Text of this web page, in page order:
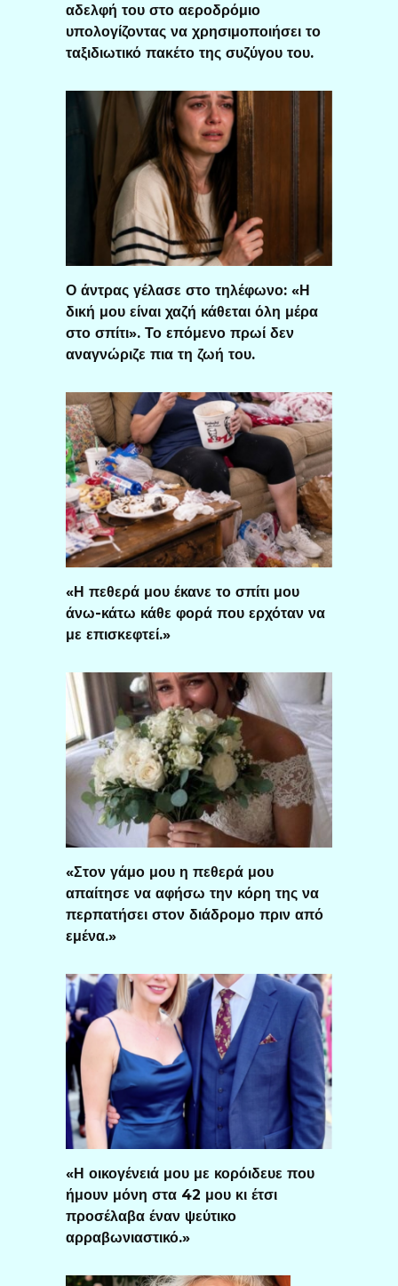
αδελφή του στο αεροδρόμιο
υπολογίζοντας να χρησιμοποιήσει το
ταξιδιωτικό πακέτο της συζύγου του.
Ο άντρας γέλασε στο τηλέφωνο: «Η
δική μου είναι χαζή κάθεται όλη μέρα
στο σπίτι». Το επόμενο πρωί δεν
αναγνώριζε πια τη ζωή του.
«Η πεθερά μου έκανε το σπίτι μου
άνω-κάτω κάθε φορά που ερχόταν να
με επισκεφτεί.»
«Στον γάμο μου η πεθερά μου
απαίτησε να αφήσω την κόρη της να
περπατήσει στον διάδρομο πριν από
εμένα.»
«Η οικογένειά μου με κορόιδευε που
ήμουν μόνη στα 42 μου κι έτσι
προσέλαβα έναν ψεύτικο
αρραβωνιαστικό.»